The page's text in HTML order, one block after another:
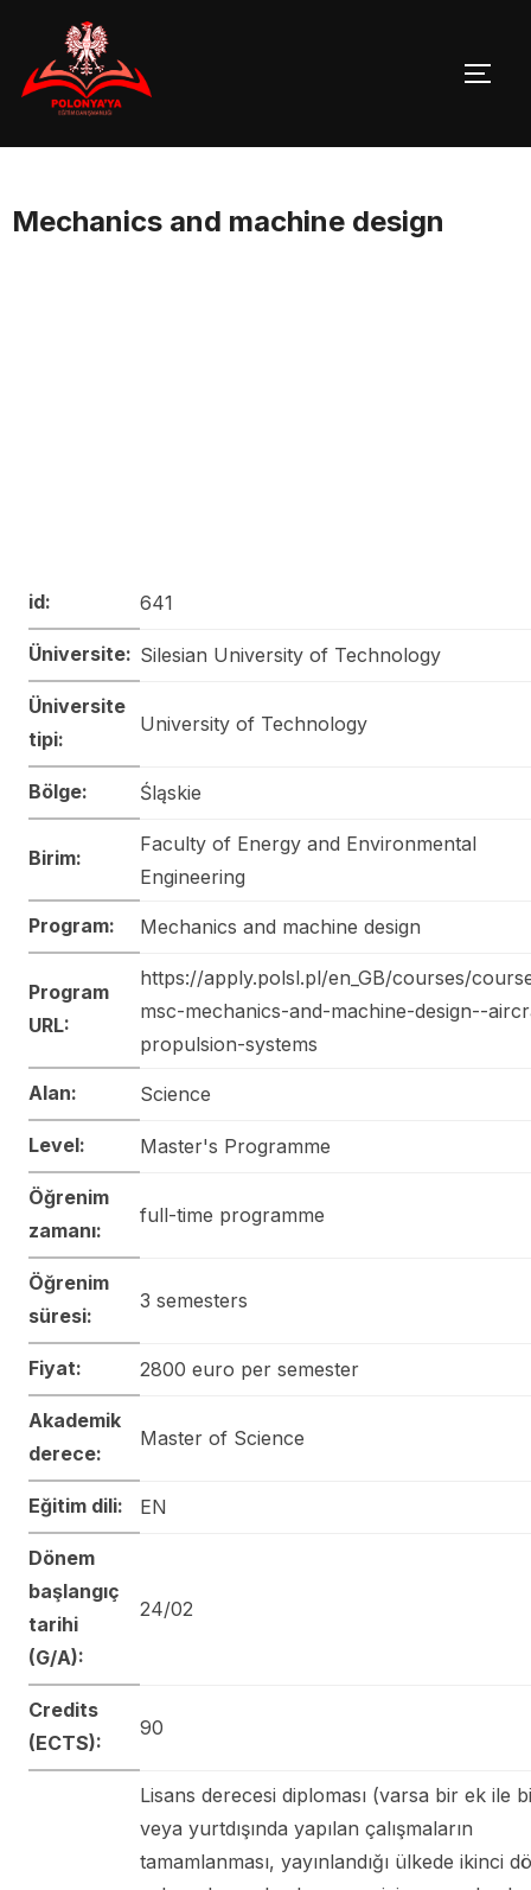
content
Mechanics and machine design
id: 641
Üniversite: Silesian University of Technology
Üniversite
tipi:
University of Technology
Bölge: Śląskie
Birim:
Faculty of Energy and Environmental
Engineering
Program: Mechanics and machine design
Program
URL:
https://apply.polsl.pl/en_GB/courses/
msc-mechanics-and-machine-design--
propulsion-systems
Alan: Science
Level: Master's Programme
Öğrenim
zamanı:
full-time programme
Öğrenim
süresi:
3 semesters
Fiyat: 2800 euro per semester
Akademik
derece:
Master of Science
Eğitim dili: EN
Dönem
başlangıç
tarihi
(G/A):
24/02
Credits
(ECTS):
90
Lisans derecesi diploması (varsa bir ek ile
veya yurtdışında yapılan çalışmaların
tamamlanması, yayınlandığı ülkede ikinci